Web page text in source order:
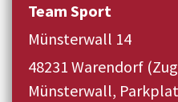
Team Sport
Münsterwall 14
48231 Warendorf
Münsterwall,